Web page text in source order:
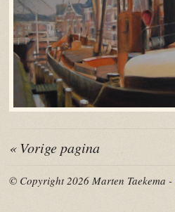
« Vorige pagina
© Copyright 2026 Marten Taekema -